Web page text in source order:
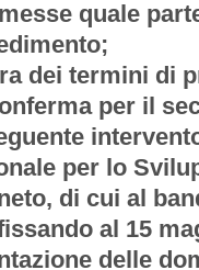
quale
dei termini di
per il
per lo
di cui al
al 15
delle